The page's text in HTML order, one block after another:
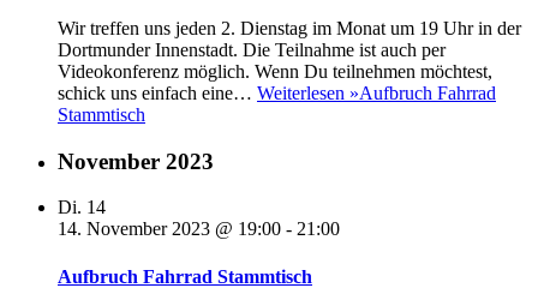
Wir treffen uns jeden 2. Dienstag im Monat um 19 Uhr in der
Dortmunder Innenstadt. Die Teilnahme ist auch per
Videokonferenz möglich. Wenn Du teilnehmen möchtest,
schick uns einfach eine… Weiterlesen »Aufbruch Fahrrad
Stammtisch
November 2023
Di. 14
14. November 2023 @ 19:00 - 21:00
Aufbruch Fahrrad Stammtisch